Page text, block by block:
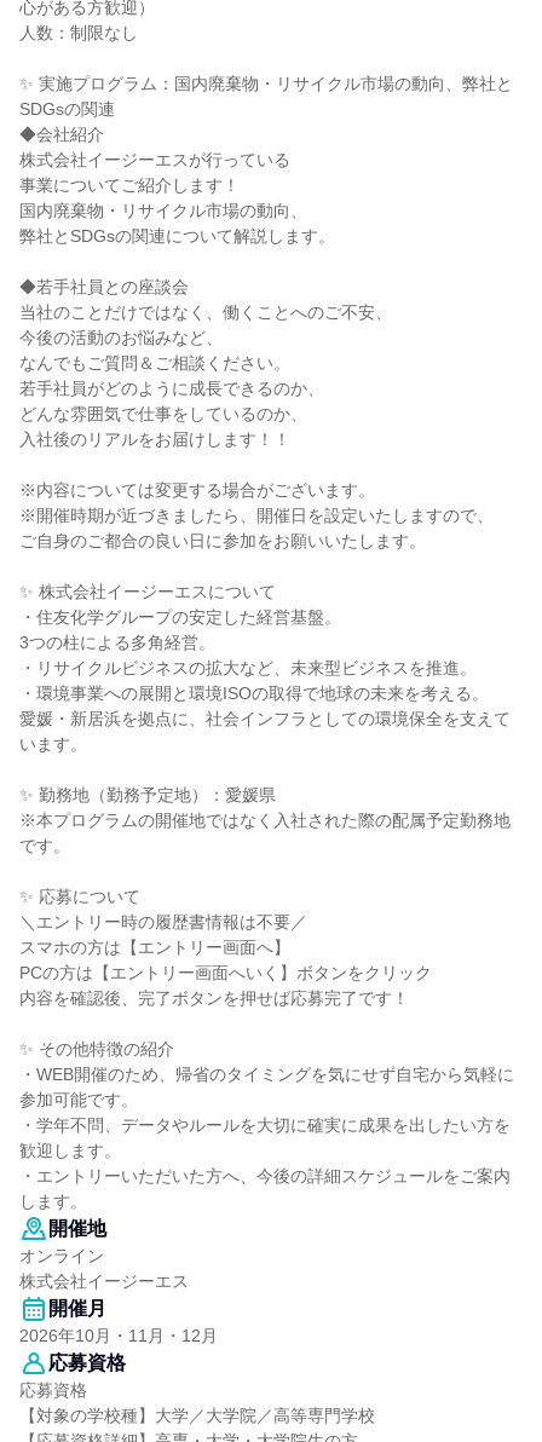
心がある方歓迎）
人数：制限なし
✨ 実施プログラム：国内廃棄物・リサイクル市場の動向、弊社と
SDGsの関連
◆会社紹介
株式会社イージーエスが行っている
事業についてご紹介します！
国内廃棄物・リサイクル市場の動向、
弊社とSDGsの関連について解説します。
◆若手社員との座談会
当社のことだけではなく、働くことへのご不安、
今後の活動のお悩みなど、
なんでもご質問＆ご相談ください。
若手社員がどのように成長できるのか、
どんな雰囲気で仕事をしているのか、
入社後のリアルをお届けします！！
※内容については変更する場合がございます。
※開催時期が近づきましたら、開催日を設定いたしますので、
ご自身のご都合の良い日に参加をお願いいたします。
✨ 株式会社イージーエスについて
・住友化学グループの安定した経営基盤。
3つの柱による多角経営。
・リサイクルビジネスの拡大など、未来型ビジネスを推進。
・環境事業への展開と環境ISOの取得で地球の未来を考える。
愛媛・新居浜を拠点に、社会インフラとしての環境保全を支えて
います。
✨ 勤務地（勤務予定地）：愛媛県
※本プログラムの開催地ではなく入社された際の配属予定勤務地
です。
✨ 応募について
＼エントリー時の履歴書情報は不要／
スマホの方は【エントリー画面へ】
PCの方は【エントリー画面へいく】ボタンをクリック
内容を確認後、完了ボタンを押せば応募完了です！
✨ その他特徴の紹介
・WEB開催のため、帰省のタイミングを気にせず自宅から気軽に
参加可能です。
・学年不問、データやルールを大切に確実に成果を出したい方を
歓迎します。
・エントリーいただいた方へ、今後の詳細スケジュールをご案内
します。
開催地
オンライン
株式会社イージーエス
開催月
2026年10月・11月・12月
応募資格
応募資格
【対象の学校種】大学／大学院／高等専門学校